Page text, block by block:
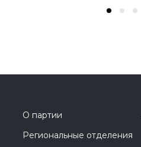
О партии
Региональные отделения